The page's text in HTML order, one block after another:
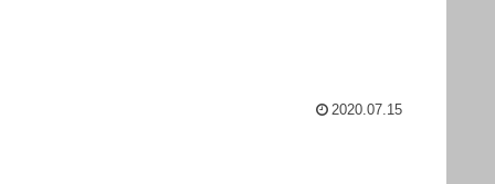
2020.07.15